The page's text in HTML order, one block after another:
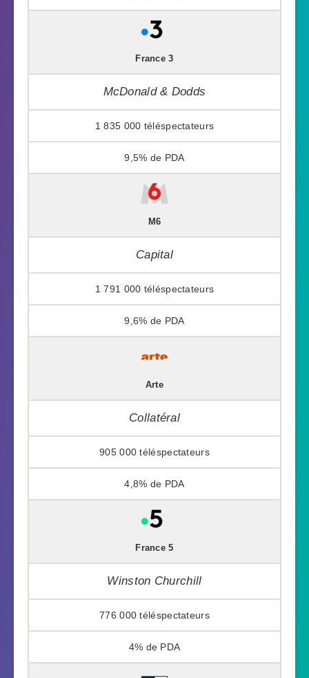
France 3
McDonald & Dodds
1 835 000
9,5%
M6
Capital
1 791 000
9,6%
Arte
Collatéral
905 000
4,8%
France 5
Winston Churchill
776 000
4%